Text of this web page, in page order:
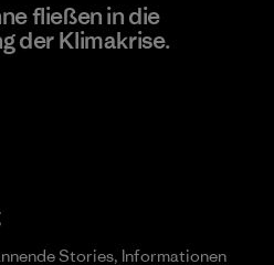
fließen in die
der Klimakrise.
Stories, Informationen